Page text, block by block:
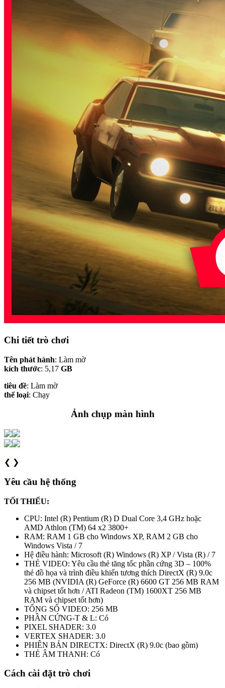
Chi tiết trò chơi
Tên phát hành: Làm mờ
kích thước: 5,17 GB
tiêu đề: Làm mờ
thể loại: Chạy
Ảnh chụp màn hình
❮ ❯
Yêu cầu hệ thống
TỐI THIỂU:
CPU: Intel (R) Pentium (R) D Dual Core 3,4 GHz hoặc
AMD Athlon (TM) 64 x2 3800+
RAM: RAM 1 GB cho Windows XP, RAM 2 GB cho
Windows Vista / 7
Hệ điều hành: Microsoft (R) Windows (R) XP / Vista (R) / 7
THẺ VIDEO: Yêu cầu thẻ tăng tốc phần cứng 3D – 100%
thẻ đồ họa và trình điều khiển tương thích DirectX (R) 9.0c
256 MB (NVIDIA (R) GeForce (R) 6600 GT 256 MB RAM
và chipset tốt hơn / ATI Radeon (TM) 1600XT 256 MB
RAM và chipset tốt hơn)
TỔNG SỐ VIDEO: 256 MB
PHẦN CỨNG-T & L: Có
PIXEL SHADER: 3.0
VERTEX SHADER: 3.0
PHIÊN BẢN DIRECTX: DirectX (R) 9.0c (bao gồm)
THẺ ÂM THANH: Có
Cách cài đặt trò chơi